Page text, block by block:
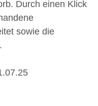
Durch einen Klick
sowie die